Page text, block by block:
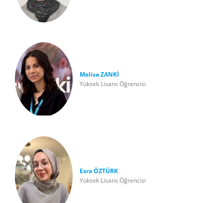
Melisa ZANKİ
Yüksek Lisans Öğrencisi
Esra ÖZTÜRK
Yüksek Lisans Öğrencisi